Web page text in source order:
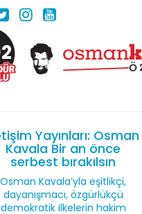
Yayınları: Osman
Kavala Bir an önce
serbest bırakılsın
Osman Kavala’yla eşitlikçi,
dayanışmacı, özgürlükçü
demokratik ilkelerin hakim